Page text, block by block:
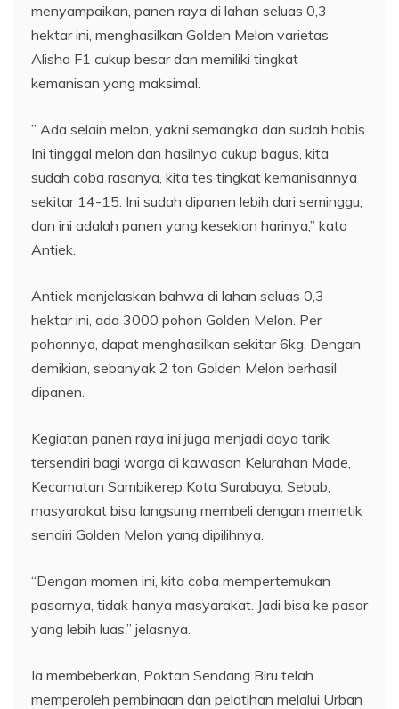
menyampaikan, panen raya di lahan seluas 0,3
hektar ini, menghasilkan Golden Melon varietas
Alisha F1 cukup besar dan memiliki tingkat
kemanisan yang maksimal.
” Ada selain melon, yakni semangka dan sudah habis.
Ini tinggal melon dan hasilnya cukup bagus, kita
sudah coba rasanya, kita tes tingkat kemanisannya
sekitar 14-15. Ini sudah dipanen lebih dari seminggu,
dan ini adalah panen yang kesekian harinya,” kata
Antiek.
Antiek menjelaskan bahwa di lahan seluas 0,3
hektar ini, ada 3000 pohon Golden Melon. Per
pohonnya, dapat menghasilkan sekitar 6kg. Dengan
demikian, sebanyak 2 ton Golden Melon berhasil
dipanen.
Kegiatan panen raya ini juga menjadi daya tarik
tersendiri bagi warga di kawasan Kelurahan Made,
Kecamatan Sambikerep Kota Surabaya. Sebab,
masyarakat bisa langsung membeli dengan memetik
sendiri Golden Melon yang dipilihnya.
“Dengan momen ini, kita coba mempertemukan
pasarnya, tidak hanya masyarakat. Jadi bisa ke pasar
yang lebih luas,” jelasnya.
Ia membeberkan, Poktan Sendang Biru telah
memperoleh pembinaan dan pelatihan melalui Urban